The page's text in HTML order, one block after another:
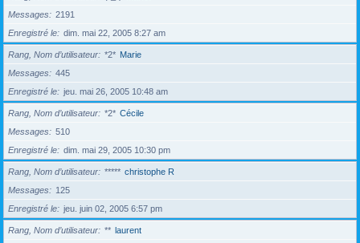
Messages
2191
Enregistré le
dim. mai 22, 2005 8:27 am
Rang, Nom d’utilisateur *2* Marie
Messages
445
Enregistré le
jeu. mai 26, 2005 10:48 am
Rang, Nom d’utilisateur *2* Cécile
Messages
510
Enregistré le
dim. mai 29, 2005 10:30 pm
Rang, Nom d’utilisateur ***** christophe R
Messages
125
Enregistré le
jeu. juin 02, 2005 6:57 pm
Rang, Nom d’utilisateur ** laurent